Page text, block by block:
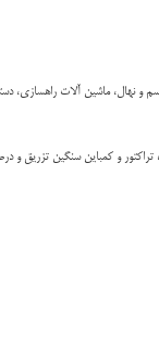
نهال، ماشین آلات راهسازی،